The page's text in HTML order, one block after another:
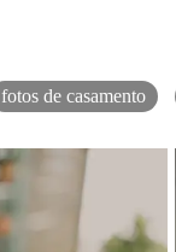
fotos de casamento